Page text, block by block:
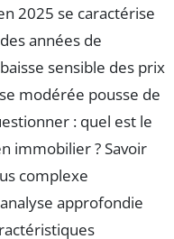
2025 se caractérise
années de
sensible des prix
modérée pousse de
: quel est le
immobilier ? Savoir
complexe
approfondie